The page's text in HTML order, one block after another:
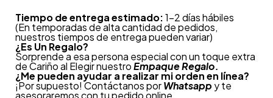
Tiempo de entrega estimado:1-2 días hábiles
(En temporadas de alta cantidad de pedidos,
nuestros tiempos de entrega pueden variar)
¿Es Un Regalo?
Sorprende a esa persona especial con un toque extra
de Cariño al Elegir nuestroEmpaque Regalo.
¿Me pueden ayudar a realizar mi orden en línea?
¡Por supuesto! Contáctanos porWhatsapp y te
asesoraremos con tu pedido online.